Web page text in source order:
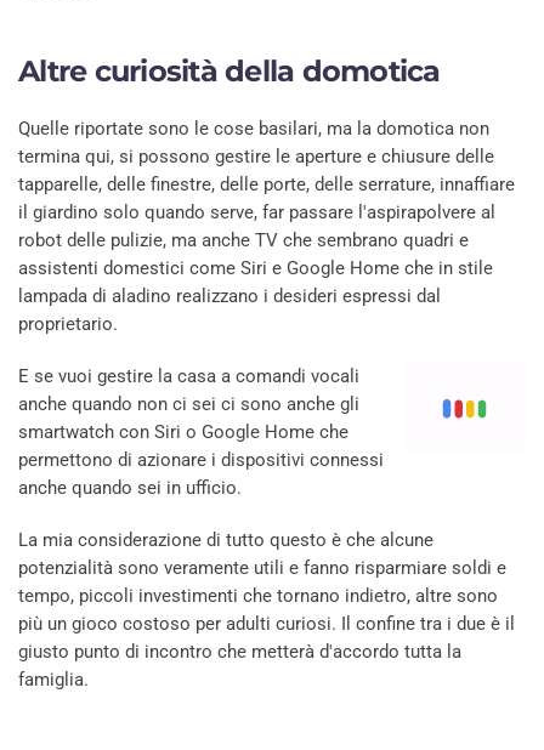
Altre curiosità della domotica
Quelle riportate sono le cose basilari, ma la domotica non
termina qui, si possono gestire le aperture e chiusure delle
tapparelle, delle finestre, delle porte, delle serrature, innaffiare
il giardino solo quando serve, far passare l'aspirapolvere al
robot delle pulizie, ma anche TV che sembrano quadri e
assistenti domestici come Siri e Google Home che in stile
lampada di aladino realizzano i desideri espressi dal
proprietario.
E se vuoi gestire la casa a comandi vocali
anche quando non ci sei ci sono anche gli
smartwatch con Siri o Google Home che
permettono di azionare i dispositivi connessi
anche quando sei in ufficio.
La mia considerazione di tutto questo è che alcune
potenzialità sono veramente utili e fanno risparmiare soldi e
tempo, piccoli investimenti che tornano indietro, altre sono
più un gioco costoso per adulti curiosi. Il confine tra i due è il
giusto punto di incontro che metterà d'accordo tutta la
famiglia.